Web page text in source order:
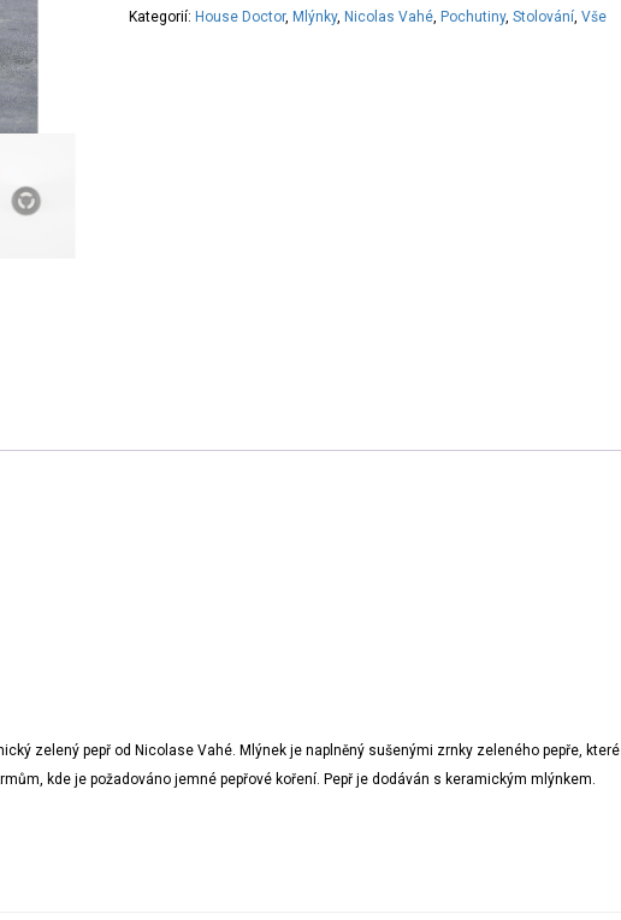
89
g
Kategorií: House Doctor, Mlýnky, Nicolas Vahé, Pochutiny,Stolování,Vše
zelený pepř od Nicolase Vahé. Mlýnek je naplněný sušenými zrnky zeleného pepře, které
kde je požadováno jemné pepřové koření. Pepř je dodáván s keramickým mlýnkem.